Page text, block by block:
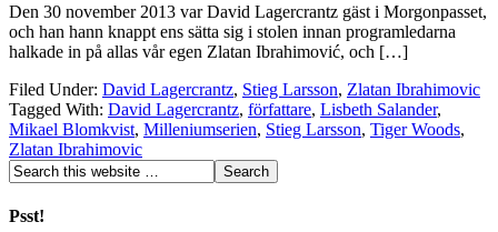
Den 30 november 2013 var David Lagercrantz gäst i Morgonpasset,
och han hann knappt ens sätta sig i stolen innan programledarna
halkade in på allas vår egen Zlatan Ibrahimović, och […]
Filed Under: David Lagercrantz, Stieg Larsson, Zlatan Ibrahimovic
Tagged With: David Lagercrantz, författare, Lisbeth Salander,
Mikael Blomkvist, Milleniumserien, Stieg Larsson, Tiger Woods,
Zlatan Ibrahimovic
Psst!